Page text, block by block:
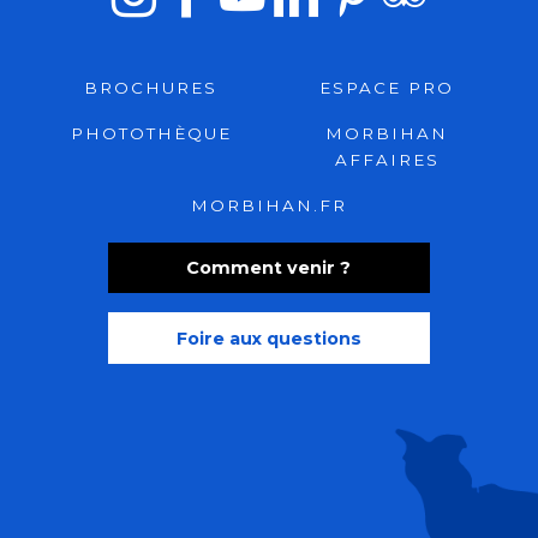
Comment venir ?
Foire aux questions
BROCHURES ESPACE PRO
PHOTOTHÈQUE
MORBIHAN
AFFAIRES
MORBIHAN.FR